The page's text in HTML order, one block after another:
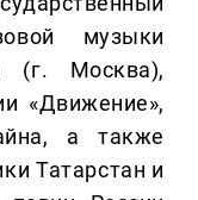
музыки
(г. Москва),
«Движение»,
а также
Татарстан и